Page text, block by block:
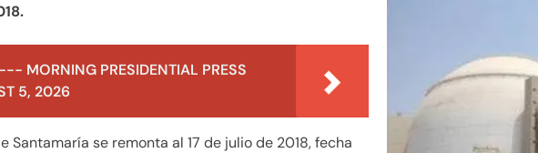
MORNING PRESIDENTIAL PRESS
5, 2026
se remonta al 17 de julio de 2018, fecha